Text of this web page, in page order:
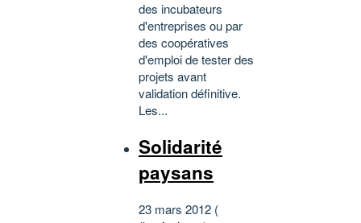
des incubateurs
d'entreprises ou par
des coopératives
d'emploi de tester des
projets avant
validation définitive.
Les...
Solidarité
paysans
23 mars 2012 (